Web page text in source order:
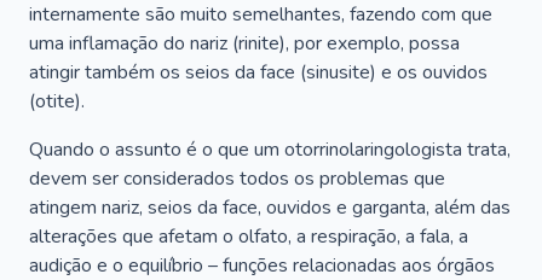
internamente são muito semelhantes, fazendo com que
uma inflamação do nariz (rinite), por exemplo, possa
atingir também os seios da face (sinusite) e os ouvidos
(otite).
Quando o assunto é o que um otorrinolaringologista trata,
devem ser considerados todos os problemas que
atingem nariz, seios da face, ouvidos e garganta, além das
alterações que afetam o olfato, a respiração, a fala, a
audição e o equilíbrio – funções relacionadas aos órgãos